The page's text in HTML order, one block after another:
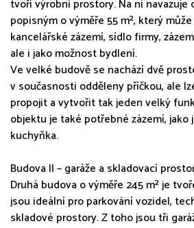
tvoří výrobní prostory. Na ni navazuje
popisným o výměře 55 m², který
kancelářské zázemí, sídlo firmy,
ale i jako možnost bydlení.
Ve velké budově se nachází dvě
v současnosti odděleny příčkou, ale
propojit a vytvořit tak jeden velký
objektu je také potřebné zázemí, jako
kuchyňka.
Budova II – garáže a skladovací
Druhá budova o výměře 245 m² je
jsou ideální pro parkování vozidel,
skladové prostory. Z toho jsou tři